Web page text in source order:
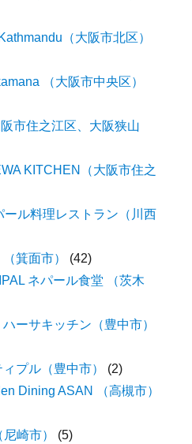
（大阪市北区）
（大阪市中央区）
市住之江区、大阪狭山
KITCHEN（大阪市住之
ール料理レストラン（川西
箕面市）
(42)
ネパール食堂 （茨木
ーサキッチン（豊中市）
プル（豊中市）
(2)
Dining ASAN （高槻市）
崎市）
(5)